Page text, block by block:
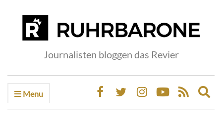
Journalisten bloggen das Revier
Menu